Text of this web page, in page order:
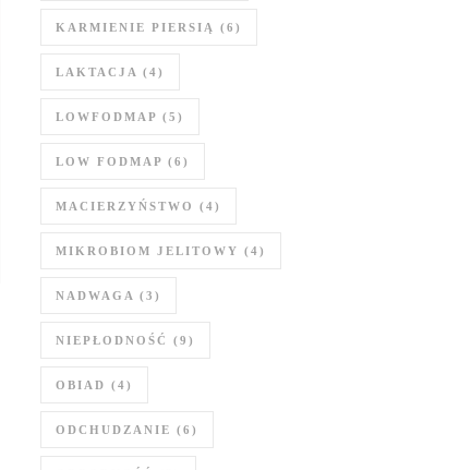
KARMIENIE PIERSIĄ (6)
LAKTACJA (4)
LOWFODMAP (5)
LOW FODMAP (6)
MACIERZYŃSTWO (4)
MIKROBIOM JELITOWY (4)
NADWAGA (3)
NIEPŁODNOŚĆ (9)
OBIAD (4)
ODCHUDZANIE (6)